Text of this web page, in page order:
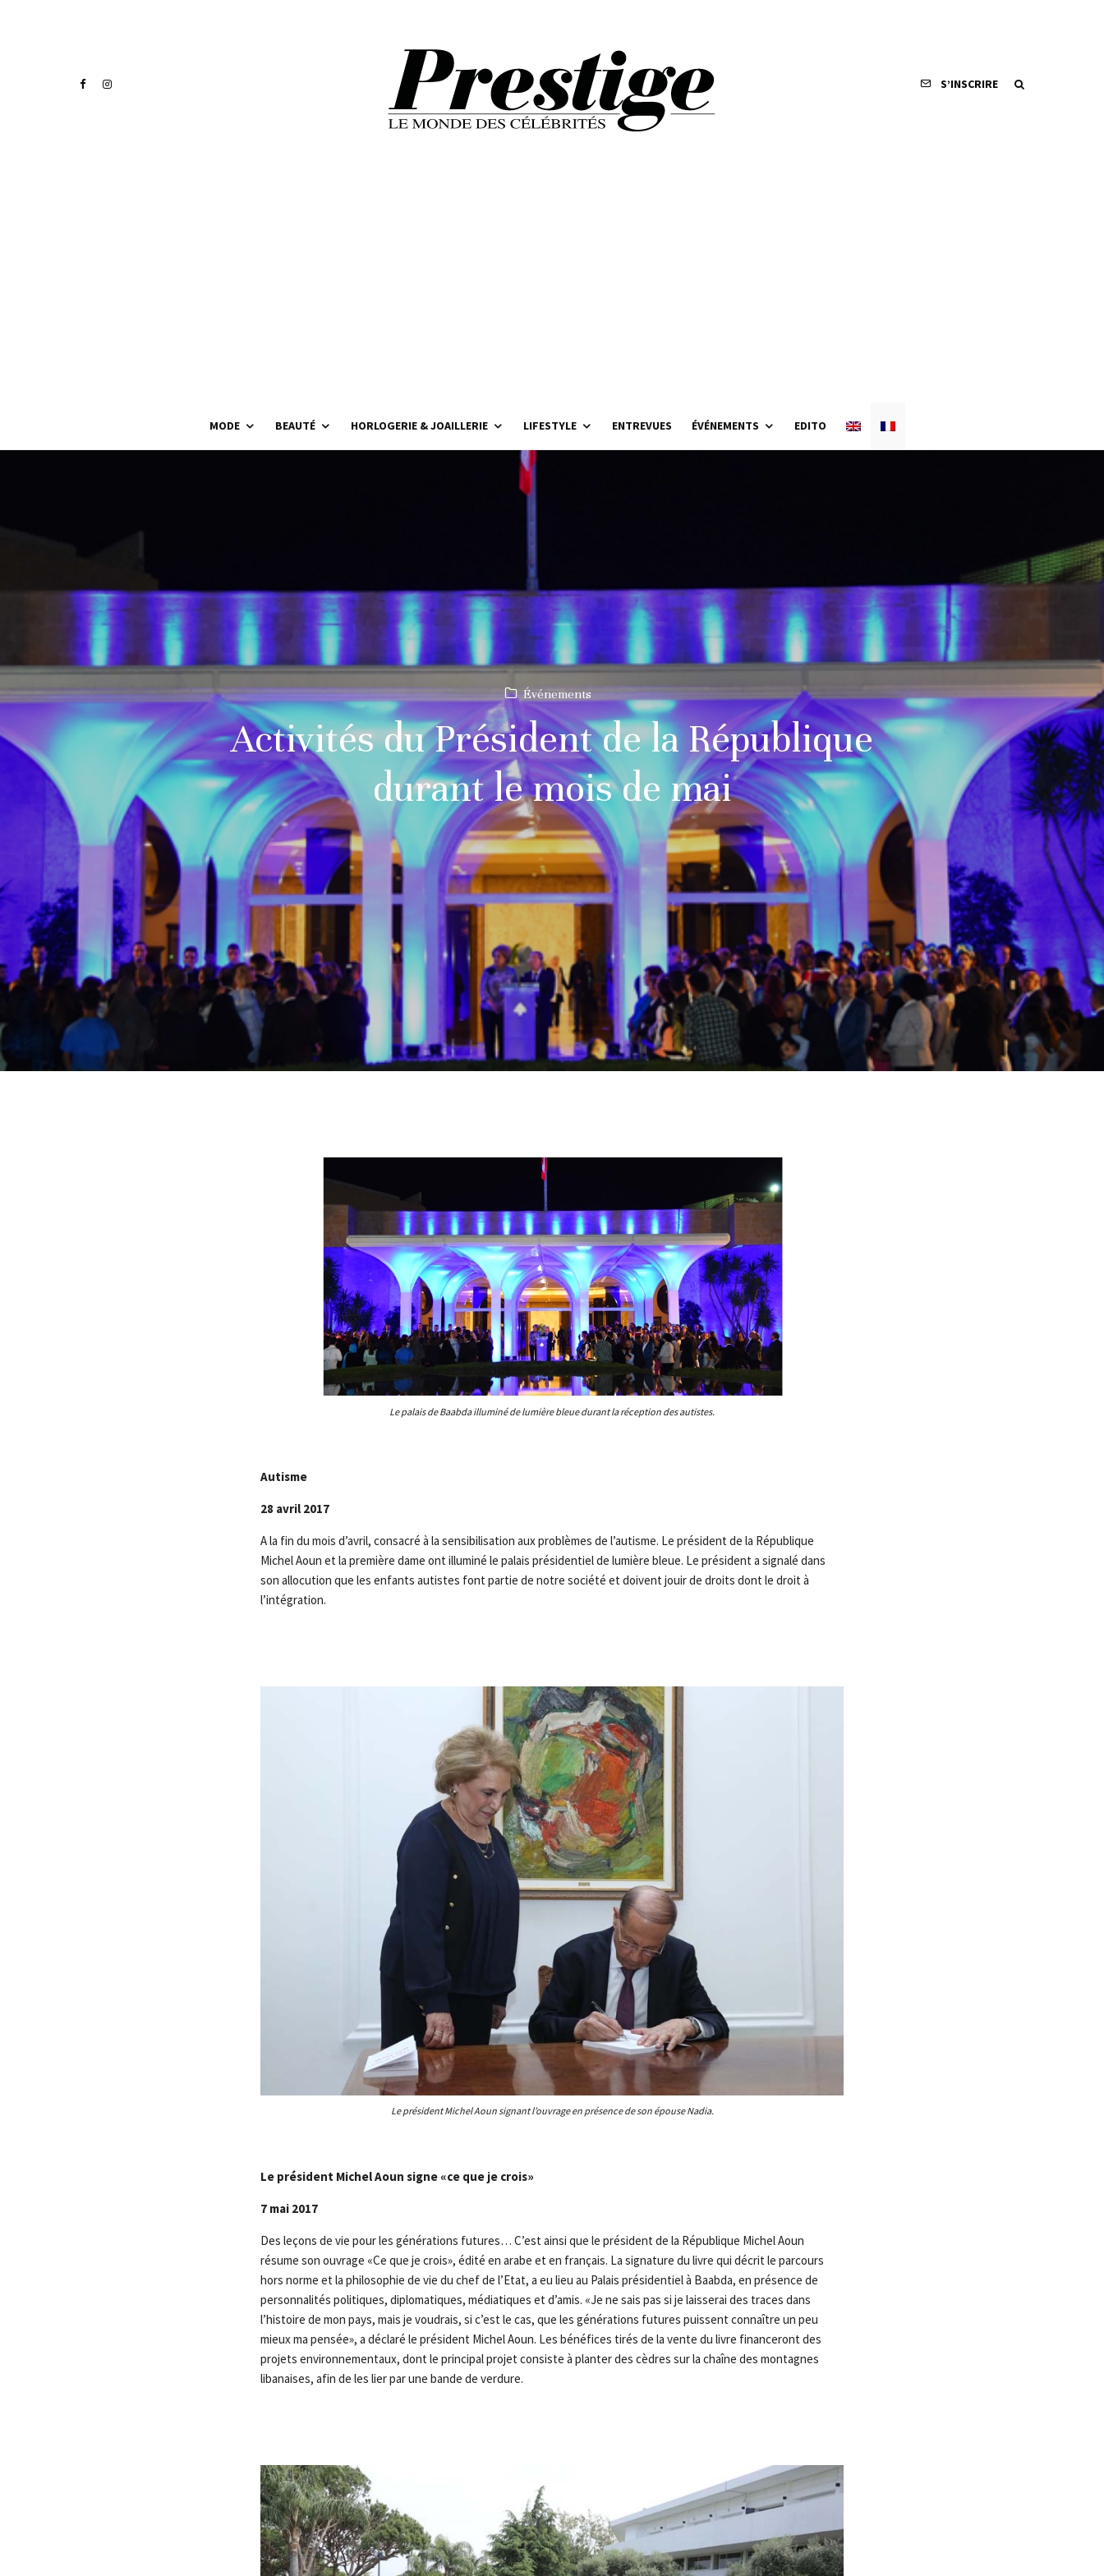
S’INSCRIRE
MODE BEAUTÉ HORLOGERIE & JOAILLERIE LIFESTYLE ENTREVUES ÉVÉNEMENTS EDITO
Événements
Activités du Président de la République
durant le mois de mai
Le palais de Baabda illuminé de lumière bleue durant la réception des autistes.
Autisme
28 avril 2017
A la fin du mois d’avril, consacré à la sensibilisation aux problèmes de l’autisme. Le président de la République
Michel Aoun et la première dame ont illuminé le palais présidentiel de lumière bleue. Le président a signalé dans
son allocution que les enfants autistes font partie de notre société et doivent jouir de droits dont le droit à
l’intégration.
Le président Michel Aoun signant l’ouvrage en présence de son épouse Nadia.
Le président Michel Aoun signe «ce que je crois»
7 mai 2017
Des leçons de vie pour les générations futures… C’est ainsi que le président de la République Michel Aoun
résume son ouvrage «Ce que je crois», édité en arabe et en français. La signature du livre qui décrit le parcours
hors norme et la philosophie de vie du chef de l’Etat, a eu lieu au Palais présidentiel à Baabda, en présence de
personnalités politiques, diplomatiques, médiatiques et d’amis. «Je ne sais pas si je laisserai des traces dans
l’histoire de mon pays, mais je voudrais, si c’est le cas, que les générations futures puissent connaître un peu
mieux ma pensée», a déclaré le président Michel Aoun. Les bénéfices tirés de la vente du livre financeront des
projets environnementaux, dont le principal projet consiste à planter des cèdres sur la chaîne des montagnes
libanaises, afin de les lier par une bande de verdure.